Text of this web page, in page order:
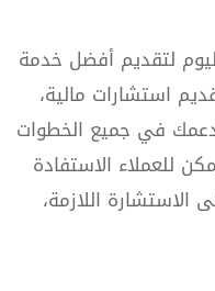
لتقديم أفضل خدمة
استشارات مالية،
في جميع الخطوات
للعملاء الاستفادة
الاستشارة اللازمة،